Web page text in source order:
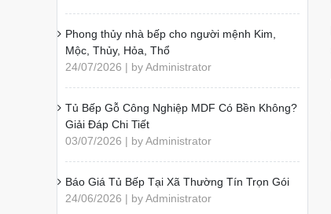
Phong thủy nhà bếp cho người mệnh Kim,
Mộc, Thủy, Hỏa, Thổ
24/07/2026 | by Administrator
Tủ Bếp Gỗ Công Nghiệp MDF Có Bền Không?
Giải Đáp Chi Tiết
03/07/2026 | by Administrator
Báo Giá Tủ Bếp Tại Xã Thường Tín Trọn Gói
24/06/2026 | by Administrator